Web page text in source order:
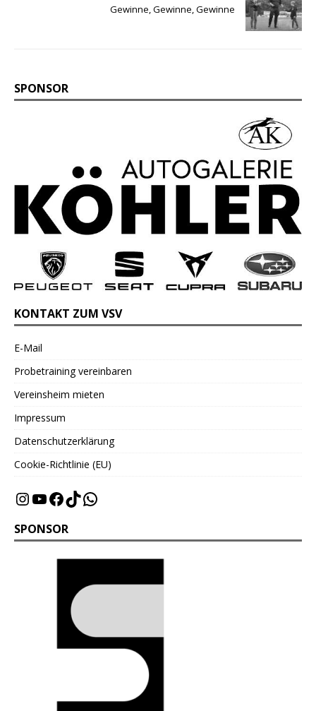
Gewinne, Gewinne, Gewinne
SPONSOR
KONTAKT ZUM VSV
E-Mail
Probetraining vereinbaren
Vereinsheim mieten
Impressum
Datenschutzerklärung
Cookie-Richtlinie (EU)
SPONSOR